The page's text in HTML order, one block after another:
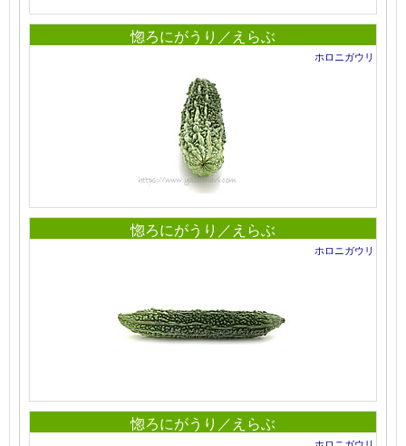
惚ろにがうり／えらぶ
ホロニガウリ
惚ろにがうり／えらぶ
ホロニガウリ
惚ろにがうり／えらぶ